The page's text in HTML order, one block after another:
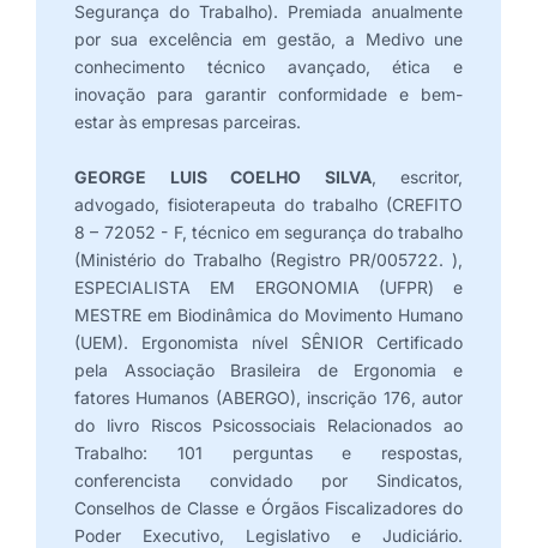
Segurança do Trabalho). Premiada anualmente
por sua excelência em gestão, a Medivo une
conhecimento técnico avançado, ética e
inovação para garantir conformidade e bem-
estar às empresas parceiras.
GEORGE LUIS COELHO SILVA, escritor,
advogado, fisioterapeuta do trabalho (CREFITO
8 – 72052 - F, técnico em segurança do trabalho
(Ministério do Trabalho (Registro PR/005722. ),
ESPECIALISTA EM ERGONOMIA (UFPR) e
MESTRE em Biodinâmica do Movimento Humano
(UEM). Ergonomista nível SÊNIOR Certificado
pela Associação Brasileira de Ergonomia e
fatores Humanos (ABERGO), inscrição 176, autor
do livro Riscos Psicossociais Relacionados ao
Trabalho: 101 perguntas e respostas,
conferencista convidado por Sindicatos,
Conselhos de Classe e Órgãos Fiscalizadores do
Poder Executivo, Legislativo e Judiciário.